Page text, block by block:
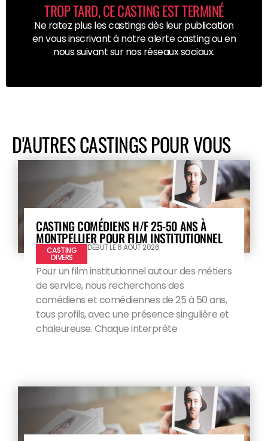
TROP TARD, CE CASTING EST TERMINÉ
Ne ratez plus les castings dès leur publication
en vous inscrivant à notre alerte casting ou en
nous suivant sur nos réseaux sociaux.
D'AUTRES CASTINGS POUR VOUS
CASTING COMÉDIENS H/F 25-50 ANS À
MONTPELLIER POUR FILM INSTITUTIONNEL
CASTING
DIVERS
DÉBUT LE 6 AOÛT 2026
Pour un film institutionnel autour des métiers
de service, nous recherchons des
comédiens et comédiennes de 25 à 50 ans,
tous profils, avec une présence singulière et
chaleureuse. Chaque interprète